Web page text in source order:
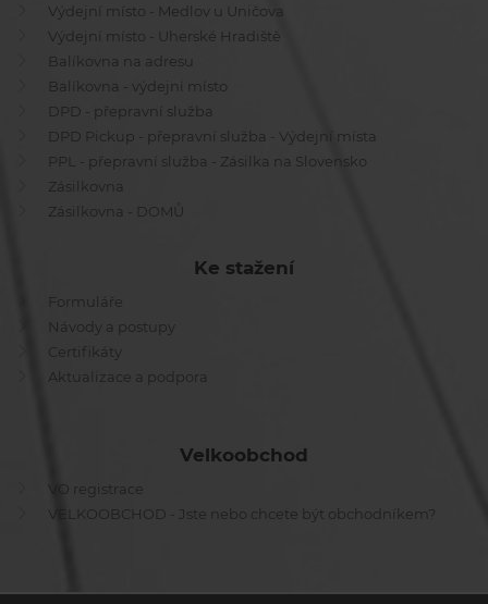
Výdejní místo - Medlov u Uničova
Výdejní místo - Uherské Hradiště
Balíkovna na adresu
Balíkovna - výdejní místo
DPD - přepravní služba
DPD Pickup - přepravní služba - Výdejní místa
PPL - přepravní služba - Zásilka na Slovensko
Zásilkovna
Zásilkovna - DOMŮ
Ke stažení
Formuláře
Návody a postupy
Certifikáty
Aktualizace a podpora
Velkoobchod
VO registrace
VELKOOBCHOD - Jste nebo chcete být obchodníkem?